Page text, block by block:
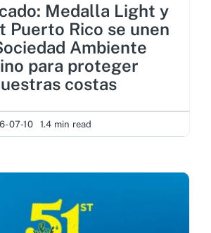
Medalla Light y
Puerto Rico se unen
Ambiente
para proteger
costas
07-10 1.4 min read